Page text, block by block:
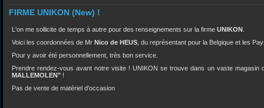
FIRME UNIKON (New) !
L'on me sollicite de temps à autre pour des renseignements sur la firme UNIKON
Voici les coordonnées de Mr Nico de HEUS , du représentant pour la Belgique et les
Pour y avoir été personnellement, très bon service.
Prendre rendez-vous avant notre visite ! UNIKON se trouve dans un vaste magasin
MALLEMOLEN" !
Pas de vente de matériel d'occasion